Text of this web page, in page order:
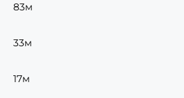
83м
33м
17м